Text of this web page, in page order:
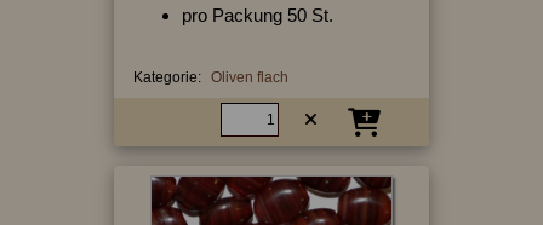
pro Packung 50 St.
Kategorie: Oliven flach